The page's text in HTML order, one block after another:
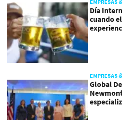
EMPRESAS
Día
cuando
EMPRESAS
Global